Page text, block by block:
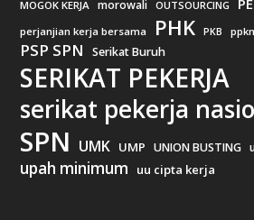
MOGOK KERJA morowali OUTSOURCING
perjanjian kerja bersama PHK PKB
PSP SPN Serikat Buruh
SERIKAT PEKERJA
serikat pekerja
SPN UMK UMP UNION BUSTING
upah minimum uu cipta kerja